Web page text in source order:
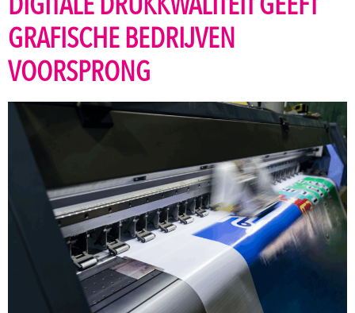
GRAFISCHE BEDRIJVEN
VOORSPRONG